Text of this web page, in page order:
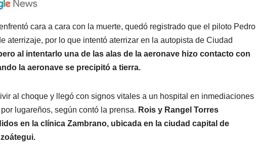
cara a cara con la muerte, quedó registrado que el piloto Pedro
aterrizaje, por lo que intentó aterrizar en la autopista de Ciudad
al intentarlo una de las alas de la aeronave hizo contacto con
la aeronave se precipitó a tierra.
al choque y llegó con signos vitales a un hospital en inmediaciones
lugareños, según contó la prensa. Rois y Rangel Torres
en la clínica Zambrano, ubicada en la ciudad capital de